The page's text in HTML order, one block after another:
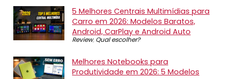
5 Melhores Centrais Multimídias para
Carro em 2026: Modelos Baratos,
Android, CarPlay e Android Auto
Review, Qual escolher?
Melhores Notebooks para
Produtividade em 2026: 5 Modelos